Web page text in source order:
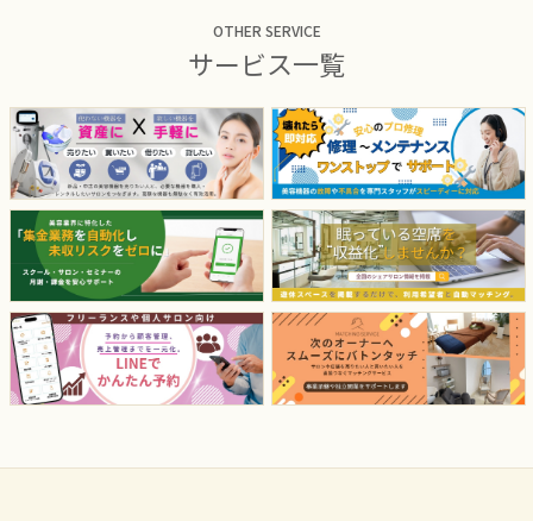
OTHER SERVICE
サービス一覧